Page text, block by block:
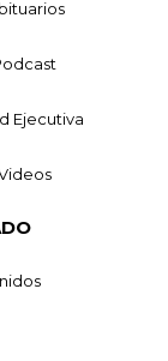
Ejecutiva